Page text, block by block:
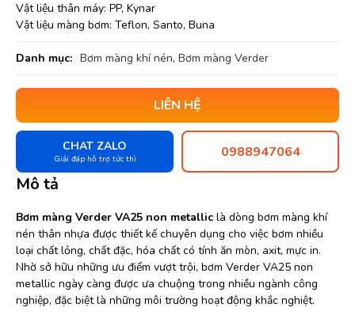
Vật liệu thân máy: PP, Kynar
Vật liệu màng bơm: Teflon, Santo, Buna
Danh mục: Bơm màng khí nén, Bơm màng Verder
LIÊN HỆ
CHAT ZALO
Giải đáp hỗ trợ tức thì 0988947064
Mô tả
Bơm màng Verder VA25 non metallic là dòng bơm màng khí
nén thân nhựa được thiết kế chuyên dụng cho việc bơm nhiều
loại chất lỏng, chất đặc, hóa chất có tính ăn mòn, axit, mực in.
Nhờ sở hữu những ưu điểm vượt trội, bơm Verder VA25 non
metallic ngày càng được ưa chuộng trong nhiều ngành công
nghiệp, đặc biệt là những môi trường hoạt động khắc nghiệt.